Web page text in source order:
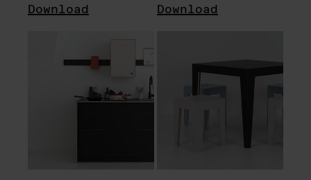
Download Download